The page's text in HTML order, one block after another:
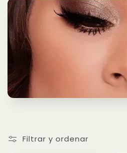
n
:
Filtrar y ordenar